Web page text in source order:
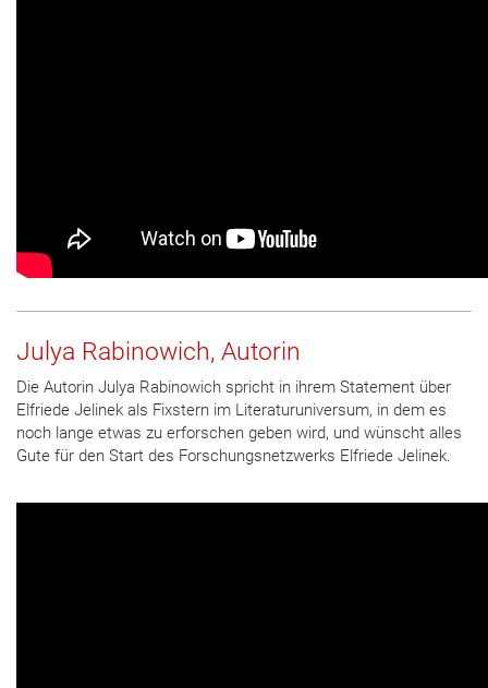
Julya Rabinowich, Autorin
Die Autorin Julya Rabinowich spricht in ihrem Statement über
Elfriede Jelinek als Fixstern im Literaturuniversum, in dem es
noch lange etwas zu erforschen geben wird, und wünscht alles
Gute für den Start des Forschungsnetzwerks Elfriede Jelinek.